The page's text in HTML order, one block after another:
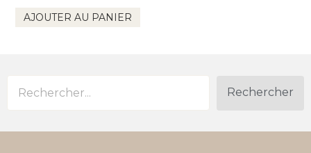
AJOUTER AU PANIER
Rechercher